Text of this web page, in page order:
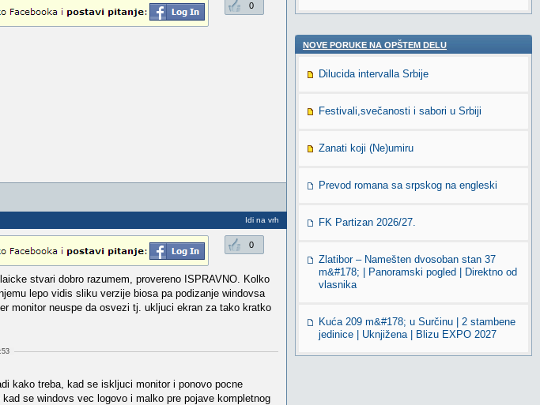
0
Idi na vrh
0
stvari dobro razumem, provereno ISPRAVNO. Kolko
lepo vidis sliku verzije biosa pa podizanje windovsa
monitor neuspe da osvezi tj. ukljuci ekran za tako kratko
kako treba, kad se iskljuci monitor i ponovo pocne
se windovs vec logovo i malko pre pojave kompletnog
NOVE PORUKE NA OPŠTEM DELU
Dilucida intervalla Srbije
Festivali,svečanosti i sabori u Srbiji
Zanati koji (Ne)umiru
Prevod romana sa srpskog na engleski
FK Partizan 2026/27.
Zlatibor – Namešten dvosoban stan 37
m&#178; | Panoramski pogled | Direktno od
vlasnika
Kuća 209 m&#178; u Surčinu | 2 stambene
jedinice | Uknjižena | Blizu EXPO 2027